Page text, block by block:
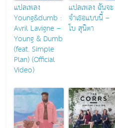
แปลเพลง
Young&dumb :
Avril Lavigne –
Young & Dumb
(feat. Simple
Plan) (Official
Video)
แปลเพลง ฉันจะ
จำเธอแบบนี้ –
โบ สุนิตา